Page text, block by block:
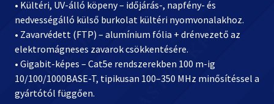
• Kültéri, UV-álló köpeny – időjárás-, napfény- és
nedvességálló külső burkolat kültéri nyomvonalakhoz.
• Zavarvédett (FTP) – alumínium fólia + drénvezető az
elektromágneses zavarok csökkentésére.
• Gigabit-képes – Cat5e rendszerekben 100 m-ig
10/100/1000BASE-T, tipikusan 100–350 MHz minősítéssel a
gyártótól függően.